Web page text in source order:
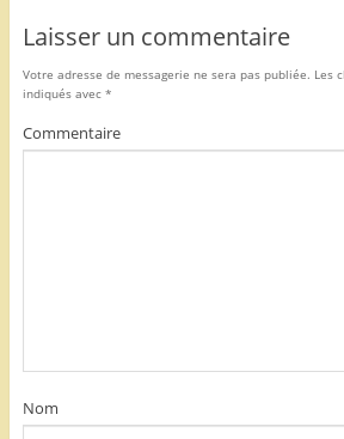
Laisser un commentaire
Votre adresse de messagerie ne sera pas publiée. Les
indiqués avec *
Commentaire
Nom